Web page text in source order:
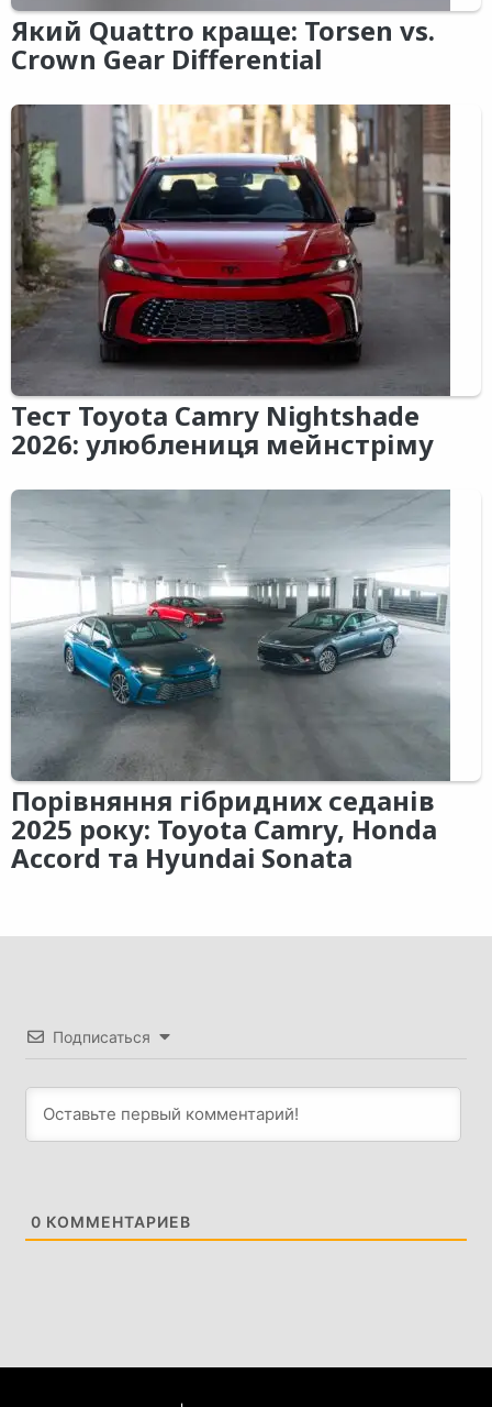
Який Quattro краще: Torsen vs.
Crown Gear Differential
Тест Toyota Camry Nightshade
2026: улюблениця мейнстріму
Порівняння гібридних седанів
2025 року: Toyota Camry, Honda
Accord та Hyundai Sonata
Подписаться
0 КОММЕНТАРИЕВ